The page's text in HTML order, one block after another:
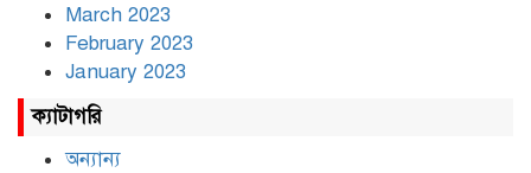
March 2023
February 2023
January 2023
ক্যাটাগরি
অন্যান্য